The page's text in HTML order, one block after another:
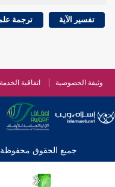
تفسير الآية ترجمة
وثيقة الخصوصية اتفاقية الخدمة
جميع الحقوق محفوظة © 2026 - 1998 لشبكة